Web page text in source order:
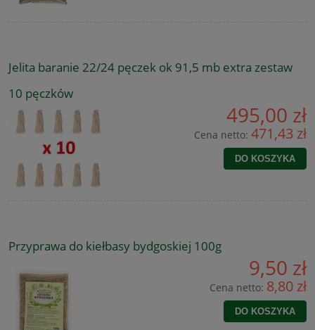
Jelita baranie 22/24 pęczek ok 91,5 mb extra zestaw
10 pęczków
495,00 zł
Cena netto: 471,43 zł
DO KOSZYKA
Przyprawa do kiełbasy bydgoskiej 100g
9,50 zł
Cena netto: 8,80 zł
DO KOSZYKA